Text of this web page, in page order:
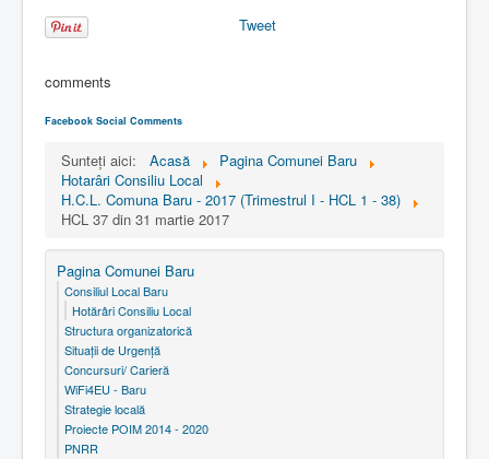
Tweet
comments
Facebook Social Comments
Sunteți aici: Acasă
Pagina Comunei Baru
Hotarâri Consiliu Local
H.C.L. Comuna Baru - 2017 (Trimestrul I - HCL 1 - 38)
HCL 37 din 31 martie 2017
Pagina Comunei Baru
Consiliul Local Baru
Hotărâri Consiliu Local
Structura organizatorică
Situaţii de Urgenţă
Concursuri/ Carieră
WiFi4EU - Baru
Strategie locală
Proiecte POIM 2014 - 2020
PNRR